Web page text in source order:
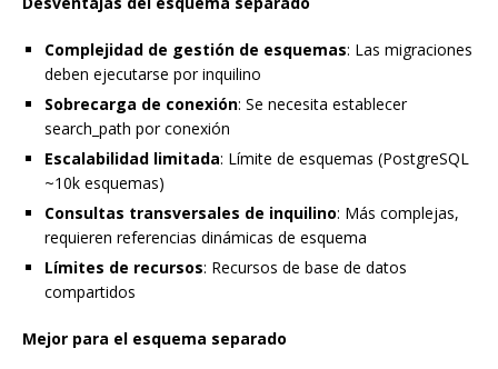
Complejidad de gestión de esquemas: Las migraciones
deben ejecutarse por inquilino
Sobrecarga de conexión: Se necesita establecer
search_path por conexión
Escalabilidad limitada: Límite de esquemas (PostgreSQL
~10k esquemas)
Consultas transversales de inquilino: Más complejas,
requieren referencias dinámicas de esquema
Límites de recursos: Recursos de base de datos
compartidos
Mejor para el esquema separado